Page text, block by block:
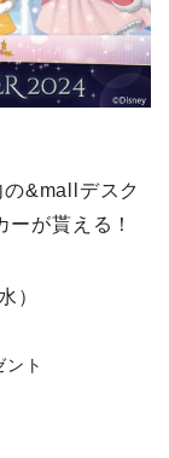
&mallデスク
が貰える！
）
ト